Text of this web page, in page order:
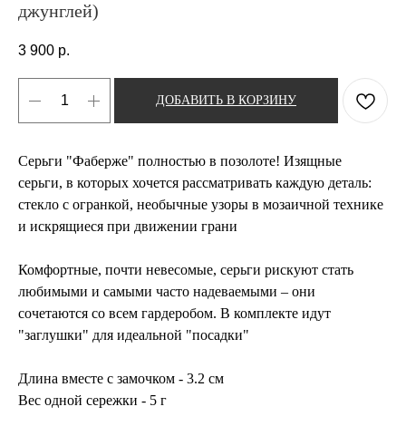
джунглей)
3 900 р.
ДОБАВИТЬ В КОРЗИНУ
Серьги "Фаберже" полностью в позолоте! Изящные
серьги, в которых хочется рассматривать каждую деталь:
стекло с огранкой, необычные узоры в мозаичной технике
и искрящиеся при движении грани⁣⁣⠀
Комфортные, почти невесомые, серьги рискуют стать
любимыми и самыми часто надеваемыми – они
сочетаются со всем гардеробом. В комплекте идут
"заглушки" для идеальной "посадки"⁣⁣⠀
Длина вместе с замочком - 3.2 см⁣⁣⠀
Вес одной сережки - 5 г⁣⁣⠀